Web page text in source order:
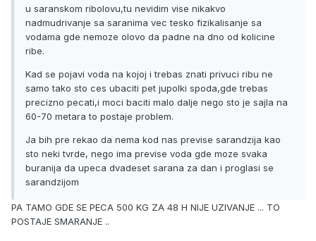
u saranskom ribolovu,tu nevidim vise nikakvo
nadmudrivanje sa saranima vec tesko fizikalisanje sa
vodama gde nemoze olovo da padne na dno od kolicine
ribe.
Kad se pojavi voda na kojoj i trebas znati privuci ribu ne
samo tako sto ces ubaciti pet jupolki spoda,gde trebas
precizno pecati,i moci baciti malo dalje nego sto je sajla na
60-70 metara to postaje problem.
Ja bih pre rekao da nema kod nas previse sarandzija kao
sto neki tvrde, nego ima previse voda gde moze svaka
buranija da upeca dvadeset sarana za dan i proglasi se
sarandzijom
PA TAMO GDE SE PECA 500 KG ZA 48 H NIJE UZIVANJE ... TO
POSTAJE SMARANJE ..